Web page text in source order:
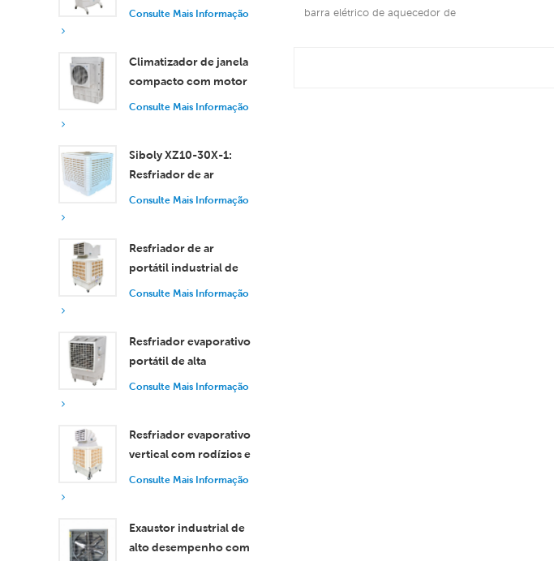
8000 m³/h com
Consulte Mais Informação
Climatizador de janela
compacto com motor
axial, resfriamento
médios.
Consulte Mais Informação
Siboly XZ10-30X-1:
Resfriador de ar
evaporativo industrial
Consulte Mais Informação
Resfriador de ar
portátil industrial de
18.000 m³/h com
grandes espaços.
Consulte Mais Informação
Resfriador evaporativo
portátil de alta
eficiência com
remoto.
Consulte Mais Informação
Resfriador evaporativo
vertical com rodízios e
controle remoto, com
Consulte Mais Informação
Exaustor industrial de
alto desempenho com
barra elétrico de aquecedor de